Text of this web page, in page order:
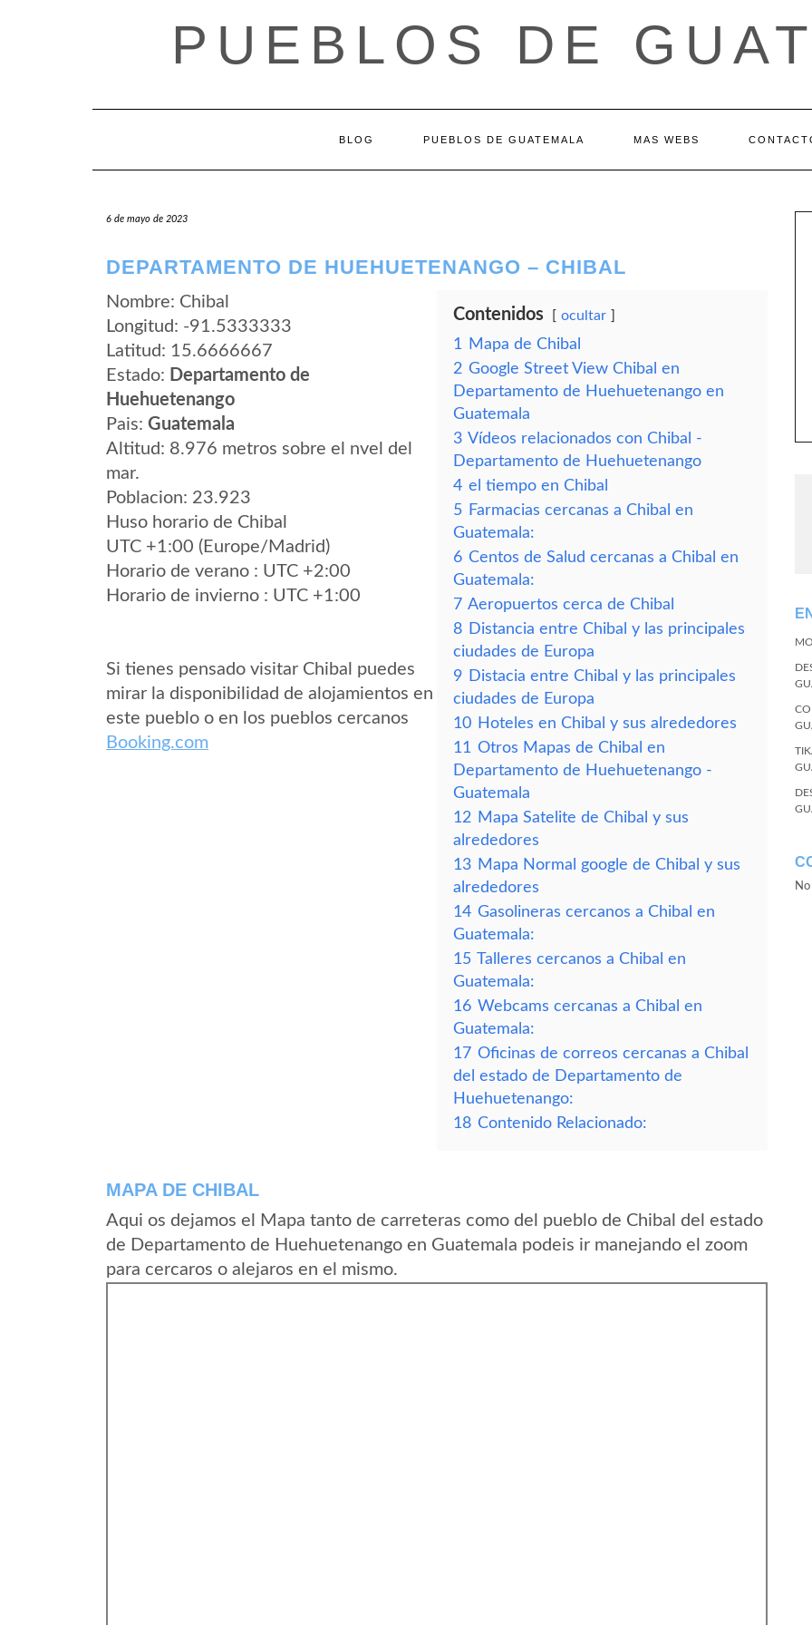
PUEBLOS DE
BLOG PUEBLOS DE GUATEMALA MAS WEBS
6 de mayo de 2023
DEPARTAMENTO DE HUEHUETENANGO – CHIBAL
Nombre: Chibal
Longitud: -91.5333333
Latitud: 15.6666667
Estado: Departamento de
Huehuetenango
Pais: Guatemala
Altitud: 8.976 metros sobre el nvel del
mar.
Poblacion: 23.923
Huso horario de Chibal
UTC +1:00 (Europe/Madrid)
Horario de verano : UTC +2:00
Horario de invierno : UTC +1:00
Si tienes pensado visitar Chibal puedes
mirar la disponibilidad de alojamientos en
este pueblo o en los pueblos cercanos
Booking.com
Contenidos ocultar
1
Mapa de Chibal
2 Google Street View Chibal en
Departamento de Huehuetenango en
Guatemala
3 Vídeos relacionados con Chibal -
Departamento de Huehuetenango
4 el tiempo en Chibal
5 Farmacias cercanas a Chibal en
Guatemala:
6 Centos de Salud cercanas a Chibal en
Guatemala:
7 Aeropuertos cerca de Chibal
8 Distancia entre Chibal y las principales
ciudades de Europa
9 Distacia entre Chibal y las principales
ciudades de Europa
10 Hoteles en Chibal y sus alrededores
11 Otros Mapas de Chibal en
Departamento de Huehuetenango -
Guatemala
12 Mapa Satelite de Chibal y sus
alrededores
13 Mapa Normal google de Chibal y sus
alrededores
14 Gasolineras cercanos a Chibal en
Guatemala:
15 Talleres cercanos a Chibal en
Guatemala:
16 Webcams cercanas a Chibal en
Guatemala:
17 Oficinas de correos cercanas a Chibal
del estado de Departamento de
Huehuetenango:
18 Contenido Relacionado:
MAPA DE CHIBAL
Aqui os dejamos el Mapa tanto de carreteras como del pueblo de Chibal del estado
de Departamento de Huehuetenango en Guatemala podeis ir manejando el zoom
para cercaros o alejaros en el mismo.